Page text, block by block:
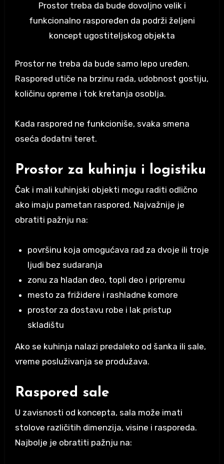
Prostor treba da bude dovoljno velik i
funkcionalno raspoređen da podrži željeni
koncept ugostiteljskog objekta
Prostor ne treba da bude samo lepo uređen.
Raspored utiče na brzinu rada, udobnost gostiju,
količinu opreme i tok kretanja osoblja.
Kada raspored ne funkcioniše, svaka smena
oseća dodatni teret.
Prostor za kuhinju i logistiku
Čak i mali kuhinjski objekti mogu raditi odlično
ako imaju pametan raspored. Najvažnije je
obratiti pažnju na:
površinu koja omogućava rad za dvoje ili troje
ljudi bez sudaranja
zonu za hladan deo, topli deo i pripremu
mesto za frižidere i rashladne komore
prostor za dostavu robe i lak pristup
skladištu
Ako se kuhinja nalazi predaleko od šanka ili sale,
vreme posluživanja se produžava.
Raspored sale
U zavisnosti od koncepta, sala može imati
stolove različitih dimenzija, visine i rasporeda.
Najbolje je obratiti pažnju na: